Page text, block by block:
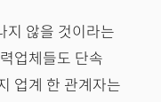
지 않을 것이라는
업체들도 단속
업계 한 관계자는